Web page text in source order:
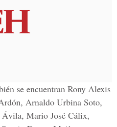
se encuentran Rony Alexis
Arnaldo Urbina Soto,
Mario José Cálix,